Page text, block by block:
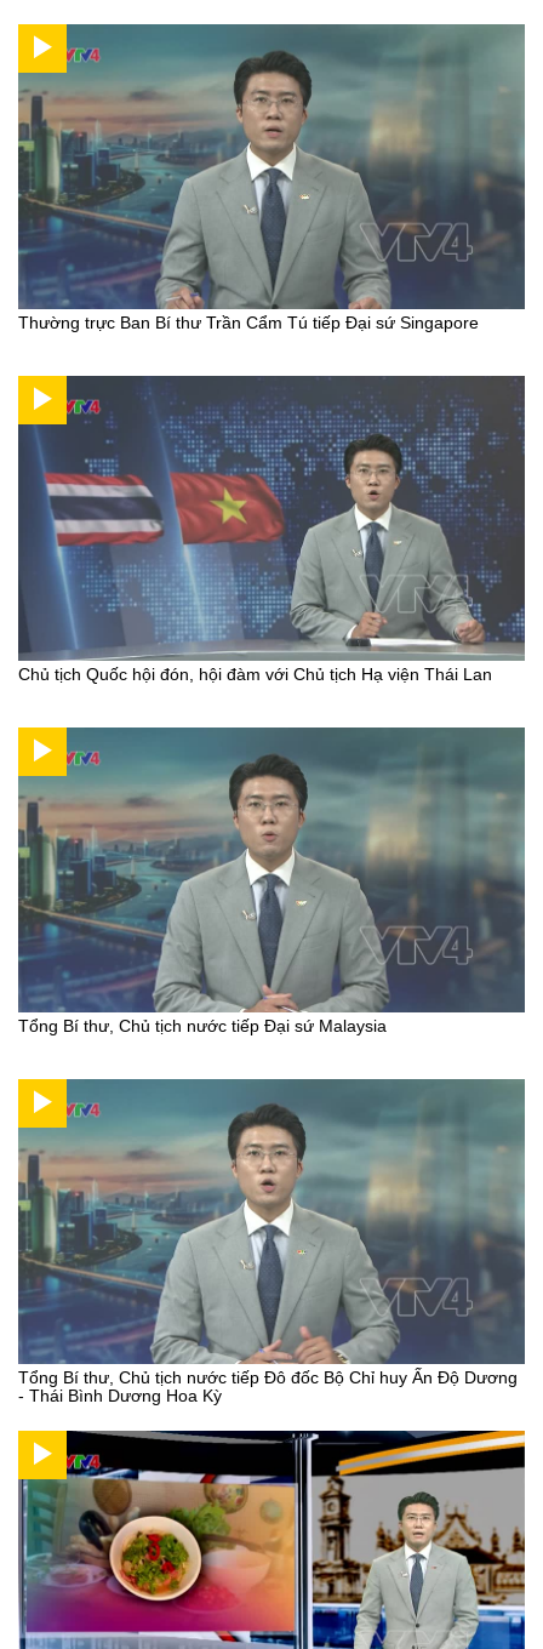
Thường trực Ban Bí thư Trần Cẩm Tú tiếp Đại sứ Singapore
Chủ tịch Quốc hội đón, hội đàm với Chủ tịch Hạ viện Thái Lan
Tổng Bí thư, Chủ tịch nước tiếp Đại sứ Malaysia
Tổng Bí thư, Chủ tịch nước tiếp Đô đốc Bộ Chỉ huy Ấn Độ Dương
- Thái Bình Dương Hoa Kỳ